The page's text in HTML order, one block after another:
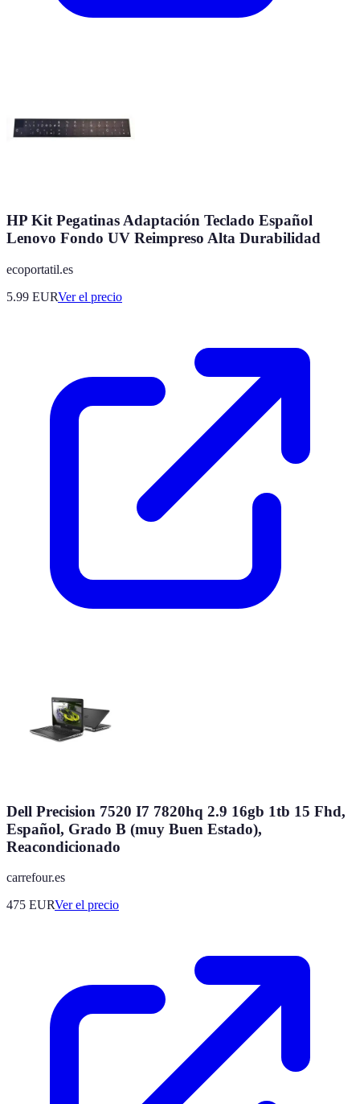
HP Kit Pegatinas Adaptación Teclado Español
Lenovo Fondo UV Reimpreso Alta Durabilidad
ecoportatil.es
5.99 EURVer el precio
Dell Precision 7520 I7 7820hq 2.9 16gb 1tb 15 Fhd,
Español, Grado B (muy Buen Estado),
Reacondicionado
carrefour.es
475 EURVer el precio